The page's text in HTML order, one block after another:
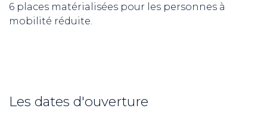
6 places matérialisées pour les personnes à
mobilité réduite.
Les dates d'ouverture